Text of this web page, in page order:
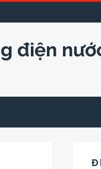
điện